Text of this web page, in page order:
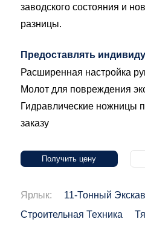
заводского состояния и
разницы.
Предоставлять
Расширенная настройка
Молот для повреждения
Гидравлические ножницы
заказу
Получить цену
Ярлык:
11-Тонный
Строительная Техника